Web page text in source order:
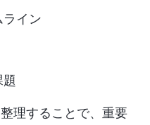
イン
理することで、重要